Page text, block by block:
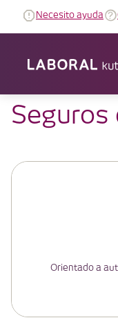
Necesito ayuda
Seguros
Orientado a